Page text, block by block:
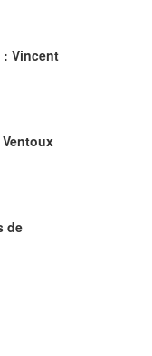
: Vincent
de